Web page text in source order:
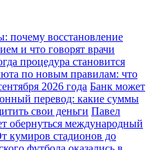
почему восстановление
и что говорят врачи
процедура становится
по новым правилам: что
2026 года Банк может
перевод: какие суммы
свои деньги Павел
обернуться международный
кумиров стадионов до